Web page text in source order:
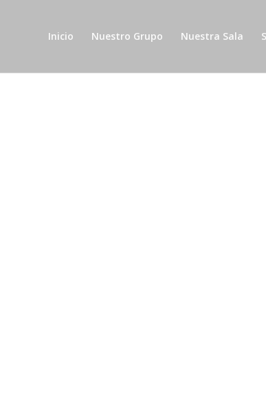
Inicio Nuestro Grupo Nuestra Sala